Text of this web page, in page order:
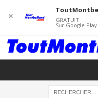
✕ GRATUIT
Sur Google Play